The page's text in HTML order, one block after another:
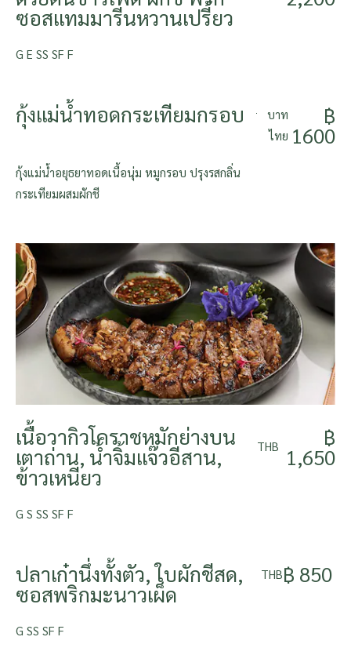
ซอสแทมมารีนหวานเปรี้ยว
G E SS SF F
กุ้งแม่น้ำทอดกระเทียมกรอบ
บาท
ไทย
฿
1600
กุ้งแม่น้ำอยุธยาทอดเนื้อนุ่ม หมูกรอบ ปรุงรสกลิ่น
กระเทียมผสมผักชี
เนื้อวากิวโคราชหมักย่างบน
เตาถ่าน, น้ำจิ้มแจ๊วอีสาน,
ข้าวเหนียว
THB ฿
1,650
G S SS SF F
ปลาเก๋านึ่งทั้งตัว, ใบผักชีสด,
ซอสพริกมะนาวเผ็ด
THB฿ 850
G SS SF F